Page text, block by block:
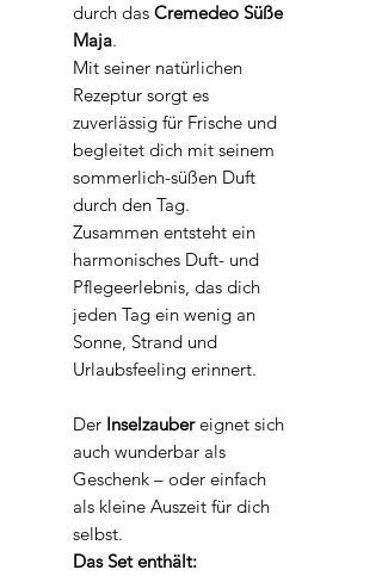
durch das Cremedeo Süße
Maja.
Mit seiner natürlichen
Rezeptur sorgt es
zuverlässig für Frische und
begleitet dich mit seinem
sommerlich-süßen Duft
durch den Tag.
Zusammen entsteht ein
harmonisches Duft- und
Pflegeerlebnis, das dich
jeden Tag ein wenig an
Sonne, Strand und
Urlaubsfeeling erinnert.
Der Inselzaubereignet sich
auch wunderbar als
Geschenk – oder einfach
als kleine Auszeit für dich
selbst.
Das Set enthält: